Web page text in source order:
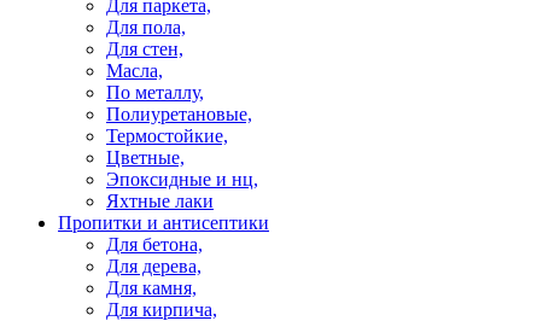
Для паркета,
Для пола,
Для стен,
Масла,
По металлу,
Полиуретановые,
Термостойкие,
Цветные,
Эпоксидные и нц,
Яхтные лаки
Пропитки и антисептики
Для бетона,
Для дерева,
Для камня,
Для кирпича,